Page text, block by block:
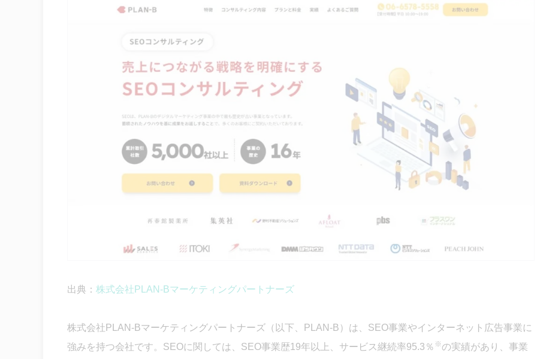
出典： 株式会社PLAN-Bマーケティングパートナーズ
株式会社PLAN-Bマーケティングパートナーズ（以下、PLAN-B）は、SEO事業やインターネット広告事業に
強みを持つ会社です。SEOに関しては、SEO事業歴19年以上、サービス継続率95.3％ ※ の実績があり、事業